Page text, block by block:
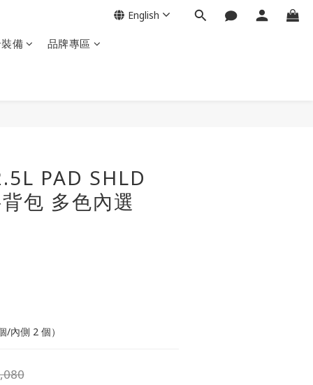
備 品牌專區
English
PAD SHLD
包 多色內選
/內側 2 個）